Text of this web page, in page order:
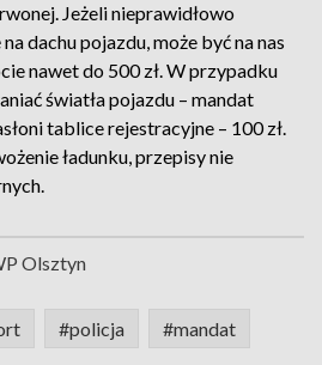
Jeżeli nieprawidłowo
dachu pojazdu, może być na nas
nawet do 500 zł. W przypadku
światła pojazdu – mandat
tablice rejestracyjne – 100 zł.
ładunku, przepisy nie
Olsztyn
#policja #mandat